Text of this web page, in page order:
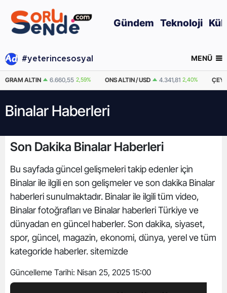
Gündem Teknoloji
#yeterincesosyal MENÜ
GRAM ALTIN 6.660,55 2,59% ONS ALTIN / USD 4.341,81 2,40%
Binalar Haberleri
Son Dakika Binalar Haberleri
Bu sayfada güncel gelişmeleri takip edenler için
Binalar ile ilgili en son gelişmeler ve son dakika Binalar
haberleri sunulmaktadır. Binalar ile ilgili tüm video,
Binalar fotoğrafları ve Binalar haberleri Türkiye ve
dünyadan en güncel haberler. Son dakika, siyaset,
spor, güncel, magazin, ekonomi, dünya, yerel ve tüm
kategoride haberler. sitemizde
Güncelleme Tarihi: Nisan 25, 2025 15:00